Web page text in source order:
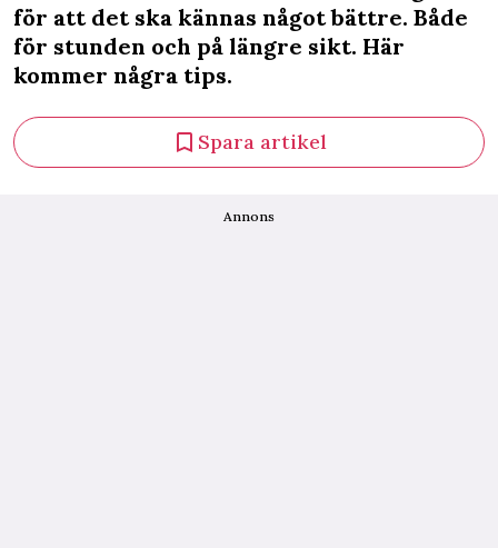
för att det ska kännas något bättre. Både
för stunden och på längre sikt. Här
kommer några tips.
Spara artikel
Annons